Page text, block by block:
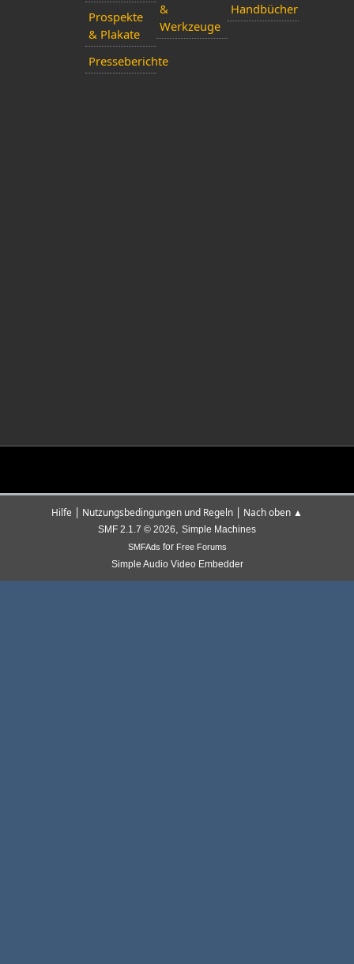
Prospekte
& Plakate
Presseberichte
&
Werkzeuge
Handbücher
Hilfe | Nutzungsbedingungen und Regeln | Nach oben ▲
SMF 2.1.7 © 2026, Simple Machines
SMFAds for Free Forums
Simple Audio Video Embedder